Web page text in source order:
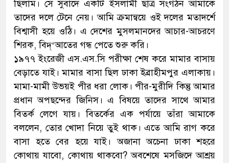
ছিলাম। সে সুবাদে একটি ইসলামী ছাত্র সংগঠন আমাকে
তাদের দলে টেনে নেয়। আমি ক্রমান্বয়ে ওই দলের মতাদর্শে
বিশ্বাসী হয়ে ওঠি। এ দেশের মুসলমানদের আচার-আচরণে
শিরক, বিদ্‘আতের গন্ধ পেতে শুরু করি।
১৯৭৭ ইংরেজী এস.এস.সি পরীক্ষা শেষ করে মামার বাসায়
বেড়াতে যাই। মামার বাসা ছিল ঢাকা ইব্রাহীমপুর এলাকায়।
মামা-মামী উভয়ই পীর ধরা লোক। পীর-মুরীদি কিন্তু আমার
প্রধান অপছন্দের জিনিস। এ বিষয়ে তাদের সাথে আমার
বিতর্ক লেগে যায়। বিতর্কের এক পর্যায়ে তাঁরা আমাকে
বললেন, তোর খোদা নিয়ে তুই থাক। এতে আমি রাগ করে
বাসা হতে বের হয়ে যাই। অজানা অচেনা ঢাকা শহরে
কোথায় যাবো, কোথায় থাকবো? অবশেষে মসজিদে আশ্রয়